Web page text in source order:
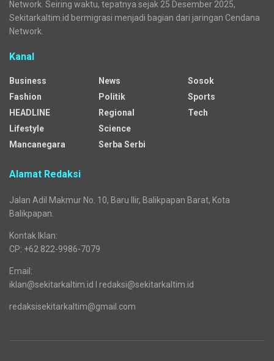
Network. Seiring waktu, tepatnya sejak 25 Desember 2025,
Sekitarkaltim.id bermigrasi menjadi bagian dari jaringan Cendana
Network.
Kanal
Business
Fashion
HEADLINE
Lifestyle
Mancanegara
News
Politik
Regional
Science
Serba Serbi
Sosok
Sports
Tech
Alamat Redaksi
Jalan Adil Makmur No. 10, Baru Ilir, Balikpapan Barat, Kota
Balikpapan.
Kontak Iklan:
CP: +62 822-9986-7079
Email:
iklan@sekitarkaltim.id I redaksi@sekitarkaltim.id
redaksisekitarkaltim@gmail.com